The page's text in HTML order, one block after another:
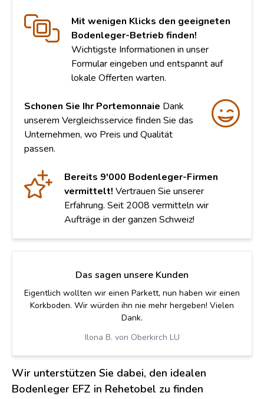
Wir unterstützen Sie dabei, den idealen
Bodenleger EFZ in Rehetobel zu finden
Mit wenigen Klicks den geeigneten
Bodenleger-Betrieb finden!
Wichtigste Informationen in unser
Formular eingeben und entspannt auf
lokale Offerten warten.
Schonen Sie Ihr Portemonnaie Dank
unserem Vergleichsservice finden Sie das
Unternehmen, wo Preis und Qualität
passen.
Bereits 9'000 Bodenleger-Firmen
vermittelt! Vertrauen Sie unserer
Erfahrung. Seit 2008 vermitteln wir
Aufträge in der ganzen Schweiz!
Das sagen unsere Kunden
Eigentlich wollten wir einen Parkett, nun haben wir einen
Korkboden. Wir würden ihn nie mehr hergeben! Vielen
Dank.
Ilona B. von Oberkirch LU